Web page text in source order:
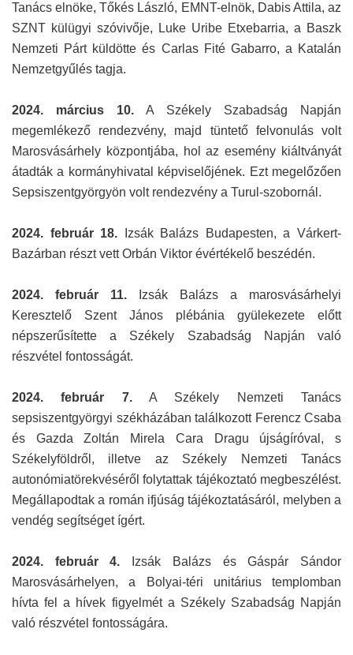
Tanács elnöke, Tőkés László, EMNT-elnök, Dabis Attila, az
SZNT külügyi szóvivője, Luke Uribe Etxebarria, a Baszk
Nemzeti Párt küldötte és Carlas Fité Gabarro, a Katalán
Nemzetgyűlés tagja.
2024. március 10. A Székely Szabadság Napján
megemlékező rendezvény, majd tüntető felvonulás volt
Marosvásárhely központjába, hol az esemény kiáltványát
átadták a kormányhivatal képviselőjének. Ezt megelőzően
Sepsiszentgyörgyön volt rendezvény a Turul-szobornál.
2024. február 18. Izsák Balázs Budapesten, a Várkert-
Bazárban részt vett Orbán Viktor évértékelő beszédén.
2024. február 11. Izsák Balázs a marosvásárhelyi
Keresztelő Szent János plébánia gyülekezete előtt
népszerűsítette a Székely Szabadság Napján való
részvétel fontosságát.
2024. február 7.A Székely Nemzeti Tanács
sepsiszentgyörgyi székházában találkozott Ferencz Csaba
és Gazda Zoltán Mirela Cara Dragu újságíróval, s
Székelyföldről, illetve az Székely Nemzeti Tanács
autonómiatörekvéséről folytattak tájékoztató megbeszélést.
Megállapodtak a román ifjúság tájékoztatásáról, melyben a
vendég segítséget ígért.
2024. február 4. Izsák Balázs és Gáspár Sándor
Marosvásárhelyen, a Bolyai-téri unitárius templomban
hívta fel a hívek figyelmét a Székely Szabadság Napján
való részvétel fontosságára.